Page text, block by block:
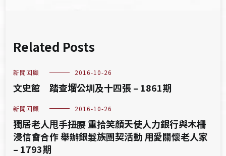
Related Posts
新聞回顧 2016-10-26
文史館 踏查塯公圳及十四張 – 1861期
新聞回顧 2016-10-26
獨居老人甩手扭腰 重拾笑顏天使人力銀行與木柵
浸信會合作 舉辦銀髮族團契活動 用愛關懷老人家
– 1793期